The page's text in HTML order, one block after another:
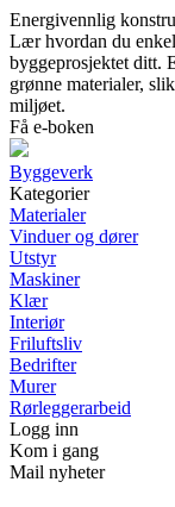
Energivennlig
Lær hvordan du
byggeprosjektet ditt.
grønne materialer,
miljøet.
Få e-boken
Byggeverk
Kategorier
Materialer
Vinduer og dører
Utstyr
Maskiner
Klær
Interiør
Friluftsliv
Bedrifter
Murer
Rørleggerarbeid
Logg inn
Kom i gang
Mail nyheter